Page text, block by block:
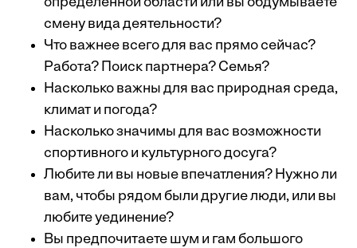
смену вида деятельности?
Что важнее всего для вас прямо сейчас?
Работа? Поиск партнера? Семья?
Насколько важны для вас природная среда,
климат и погода?
Насколько значимы для вас возможности
спортивного и культурного досуга?
Любите ли вы новые впечатления? Нужно ли
вам, чтобы рядом были другие люди, или вы
любите уединение?
Вы предпочитаете шум и гам большого